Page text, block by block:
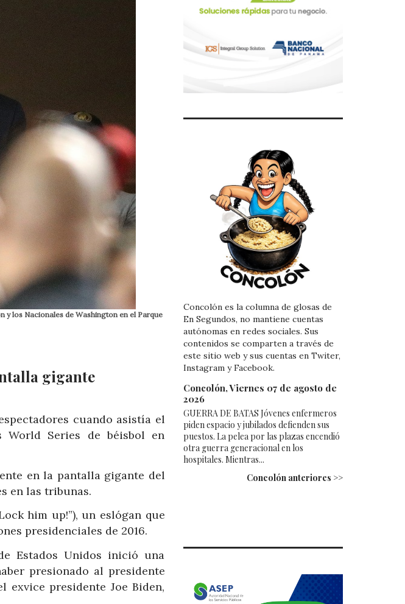
y los Nacionales de Washington en el Parque
gigante
cuando asistía el
Series de béisbol en
en la pantalla gigante del
en las tribunas.
him up!”), un eslógan que
presidenciales de 2016.
Estados Unidos inició una
presionado al presidente
exvice presidente Joe Biden,
Concolón es la columna de glosas de
En Segundos, no mantiene cuentas
autónomas en redes sociales. Sus
contenidos se comparten a través de
este sitio web y sus cuentas en Twiter,
Instagram y Facebook.
Concolón, Viernes 07 de agosto de
2026
GUERRA DE BATAS Jóvenes enfermeros
piden espacio y jubilados defienden sus
puestos. La pelea por las plazas encendió
otra guerra generacional en los
hospitales. Mientras...
Concolón anteriores >>